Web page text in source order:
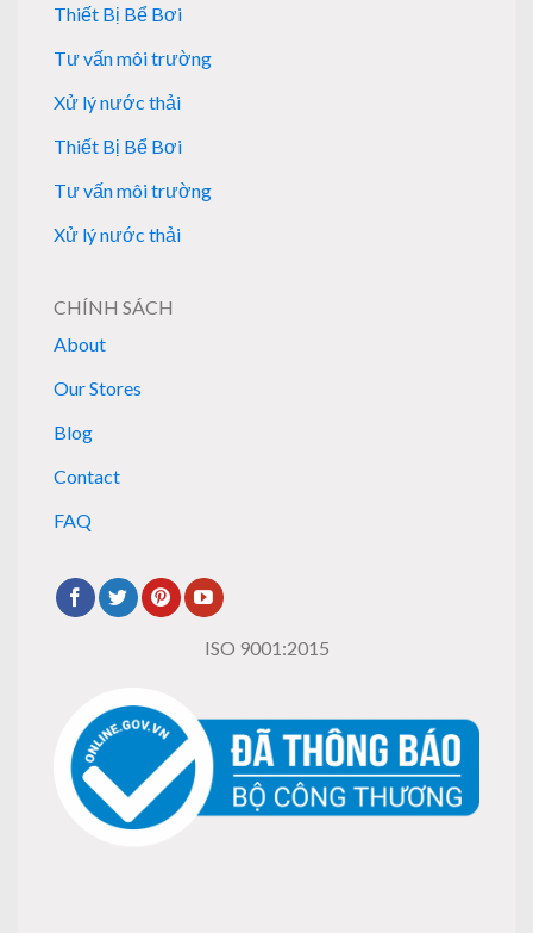
Thiết Bị Bể Bơi
Tư vấn môi trường
Xử lý nước thải
Thiết Bị Bể Bơi
Tư vấn môi trường
Xử lý nước thải
CHÍNH SÁCH
About
Our Stores
Blog
Contact
FAQ
ISO 9001:2015